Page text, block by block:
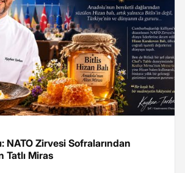
NATO Zirvesi Sofralarından
Tatlı Miras